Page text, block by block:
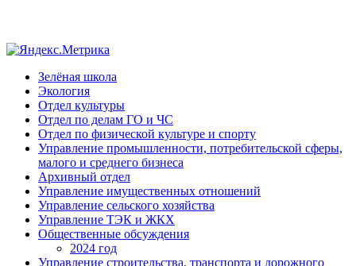
Зелёная школа
Экология
Отдел культуры
Отдел по делам ГО и ЧС
Отдел по физической культуре и спорту
Управление промышленности, потребительской сферы,
малого и среднего бизнеса
Архивный отдел
Управление имущественных отношений
Управление сельского хозяйства
Управление ТЭК и ЖКХ
Общественные обсуждения
2024 год
Управление строительства, транспорта и дорожного